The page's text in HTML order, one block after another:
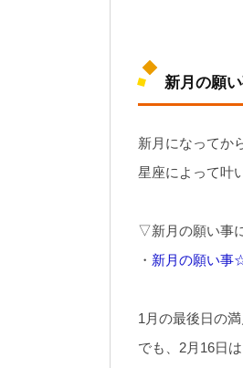
新月の願
新月になってか
星座によって叶
▽新月の願い事
・ 新月の願い事
1月の最後日の
でも、2月16日